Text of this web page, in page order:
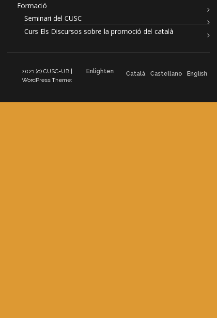
Formació
Seminari del CUSC
Curs Els Discursos sobre la promoció del català
2021 (c) CUSC-UB |
WordPress Theme:
Enlighten Català Castellano English